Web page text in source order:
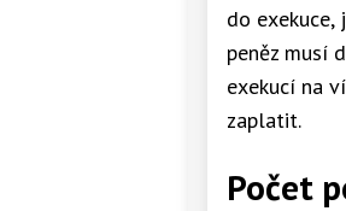
do exekuce,
peněz musí
exekucí na
zaplatit.
Počet